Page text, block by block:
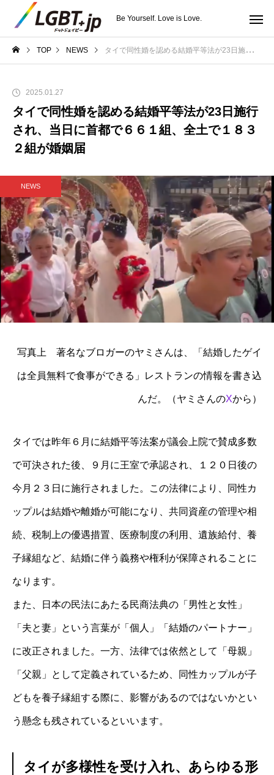
Be Yourself. Love is Love.
TOP NEWS タイで同性婚を認める結婚平等法が23日施行され、当日に首都で６６１組、全土で１８３２組が婚姻届
2025.01.27
タイで同性婚を認める結婚平等法が23日施行
され、当日に首都で６６１組、全土で１８３
２組が婚姻届
NEWS
写真上 著名なブロガーのヤミさんは、「結婚したゲイ
は全員無料で食事ができる」レストランの情報を書き込
んだ。（ヤミさんのXから）
タイでは昨年６月に結婚平等法案が議会上院で賛成多数
で可決された後、９月に王室で承認され、１２０日後の
今月２３日に施行されました。この法律により、同性カ
ップルは結婚や離婚が可能になり、共同資産の管理や相
続、税制上の優遇措置、医療制度の利用、遺族給付、養
子縁組など、結婚に伴う義務や権利が保障されることに
なります。
また、日本の民法にあたる民商法典の「男性と女性」
「夫と妻」という言葉が「個人」「結婚のパートナー」
に改正されました。一方、法律では依然として「母親」
「父親」として定義されているため、同性カップルが子
どもを養子縁組する際に、影響があるのではないかとい
う懸念も残されているといいます。
タイが多様性を受け入れ、あらゆる形